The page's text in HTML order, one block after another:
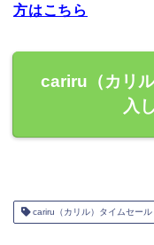
方はこちら
cariru（カリ
入
cariru（カリル）タイムセール